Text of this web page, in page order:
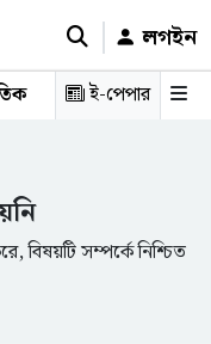
লগইন
রাজনীতি স্বাস্থ্য শিক্ষা
ই-পেপার
বিষয়টি সম্পর্কে নিশ্চিত